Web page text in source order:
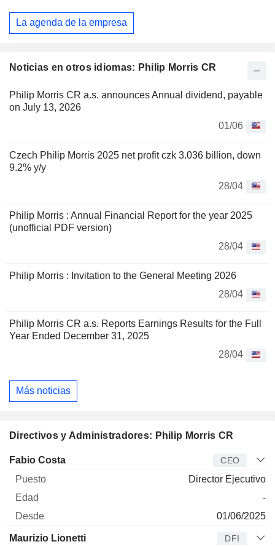
Noticias en otros idiomas: Philip Morris CR
Philip Morris CR a.s. announces Annual dividend, payable
on July 13, 2026
01/06
Czech Philip Morris 2025 net profit czk 3.036 billion, down
9.2% y/y
28/04
Philip Morris : Annual Financial Report for the year 2025
(unofficial PDF version)
28/04
Philip Morris : Invitation to the General Meeting 2026
28/04
Philip Morris CR a.s. Reports Earnings Results for the Full
Year Ended December 31, 2025
28/04
Más noticias
Directivos y Administradores: Philip Morris CR
Director Puesto
Fabio Costa CEO
Director Ejecutivo
-
01/06/2025
Maurizio Lionetti DFI
La agenda de la empresa